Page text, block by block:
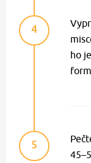
4
ho
5